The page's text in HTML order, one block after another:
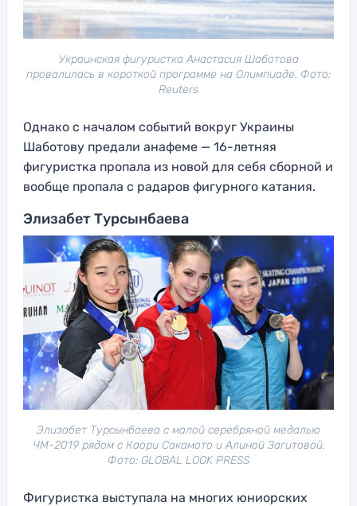
Украинская фигуристка Анастасия Шаботова
провалилась в короткой программе на Олимпиаде. Фото:
Reuters
Однако с началом событий вокруг Украины
Шаботову предали анафеме — 16-летняя
фигуристка пропала из новой для себя сборной и
вообще пропала с радаров фигурного катания.
Элизабет Турсынбаева
Элизабет Турсынбаева с малой серебряной медалью
ЧМ-2019 рядом с Каори Сакамото и Алиной Загитовой.
Фото: GLOBAL LOOK PRESS
Фигуристка выступала на многих юниорских